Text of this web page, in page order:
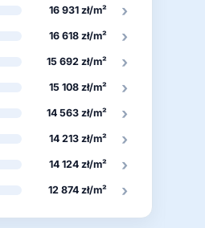
16 931 zł/m² ›
16 618 zł/m² ›
15 692 zł/m² ›
15 108 zł/m² ›
14 563 zł/m² ›
14 213 zł/m² ›
14 124 zł/m² ›
12 874 zł/m² ›